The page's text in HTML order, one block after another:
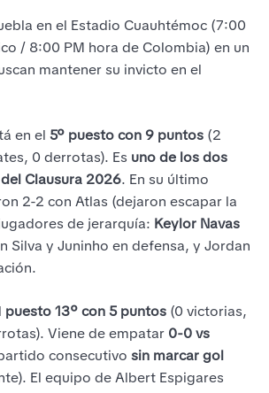
en el Estadio Cuauhtémoc (7:00
/ 8:00 PM hora de Colombia) en un
mantener su invicto en el
en el 5º puesto con 9 puntos (2
0 derrotas). Es uno de los dos
Clausura 2026. En su último
2-2 con Atlas (dejaron escapar la
de jerarquía: Keylor Navas
Silva y Juninho en defensa, y Jordan
puesto 13º con 5 puntos (0 victorias,
Viene de empatar 0-0 vs
consecutivo sin marcar gol
El equipo de Albert Espigares